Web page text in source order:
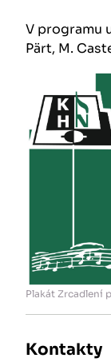
V programu
Pärt, M.
Plakát Zrcadlení
Kontakty